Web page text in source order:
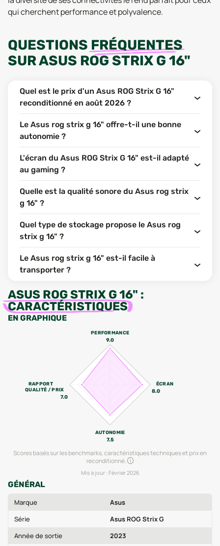
qui cherchent performance et polyvalence.
QUESTIONS FRÉQUENTES
SURASUS ROG STRIX G 16"
Quel est le prix d'un Asus ROG Strix G 16"
reconditionné en août 2026 ?
Le Asus rog strix g 16" offre-t-il une bonne
autonomie ?
L'écran du Asus ROG Strix G 16" est-il adapté
au gaming ?
Quelle est la qualité sonore du Asus rog strix
g 16" ?
Quel type de stockage propose le Asus rog
strix g 16" ?
Le Asus rog strix g 16" est-il facile à
transporter ?
ASUS ROG STRIX G 16" :
CARACTÉRISTIQUES
EN GRAPHIQUE
PERFORMANCE
9.0
ÉCRAN
8.0
AUTONOMIE
7.5
RAPPORT
QUALITÉ / PRIX
7.0
Scores basés sur les benchmarks, caractéristiques techniques et prix en
reconditionné.
Mis à jour : Février 2026
GÉNÉRAL
Marque
Asus
Série
Asus ROG Strix G
Année de sortie
2023